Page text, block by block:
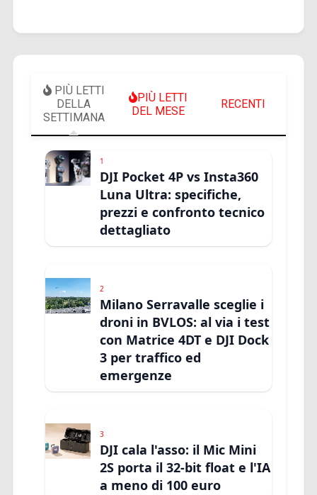
PIÙ LETTI
DELLA
SETTIMANA
PIÙ LETTI
DEL MESE
RECENTI
1
DJI Pocket 4P vs Insta360
Luna Ultra: specifiche,
prezzi e confronto tecnico
dettagliato
2
Milano Serravalle sceglie i
droni in BVLOS: al via i test
con Matrice 4DT e DJI Dock
3 per traffico ed
emergenze
3
DJI cala l'asso: il Mic Mini
2S porta il 32-bit float e l'IA
a meno di 100 euro